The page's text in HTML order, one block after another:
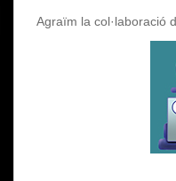
Agraïm la col·laboració